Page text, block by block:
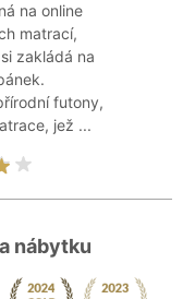
na online
matrací,
zakládá na
futony,
jež ...
nábytku